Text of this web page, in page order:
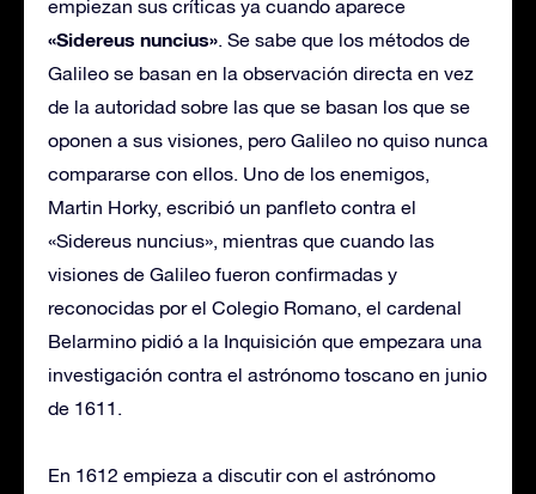
empiezan sus críticas ya cuando aparece
«Sidereus nuncius». Se sabe que los métodos de
Galileo se basan en la observación directa en vez
de la autoridad sobre las que se basan los que se
oponen a sus visiones, pero Galileo no quiso nunca
compararse con ellos. Uno de los enemigos,
Martin Horky, escribió un panfleto contra el
«Sidereus nuncius», mientras que cuando las
visiones de Galileo fueron confirmadas y
reconocidas por el Colegio Romano, el cardenal
Belarmino pidió a la Inquisición que empezara una
investigación contra el astrónomo toscano en junio
de 1611.
En 1612 empieza a discutir con el astrónomo